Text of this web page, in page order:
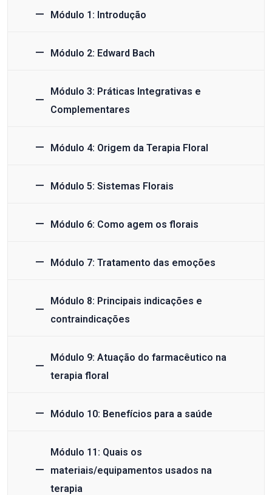
Módulo 1: Introdução
Módulo 2: Edward Bach
Módulo 3: Práticas Integrativas e
Complementares
Módulo 4: Origem da Terapia Floral
Módulo 5: Sistemas Florais
Módulo 6: Como agem os florais
Módulo 7: Tratamento das emoções
Módulo 8: Principais indicações e
contraindicações
Módulo 9: Atuação do farmacêutico na
terapia floral
Módulo 10: Benefícios para a saúde
Módulo 11: Quais os
materiais/equipamentos usados na
terapia